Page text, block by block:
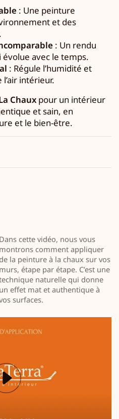
: Une peinture
et des
: Un rendu
avec le temps.
: Régule l’humidité et
intérieur.
Chaux pour un intérieur
et sain, en
et le bien-être.
Dans cette vidéo, nous vous
montrons comment appliquer
la peinture à la chaux sur vos
murs, étape par étape. C’est une
naturelle qui donne
un effet mat et authentique à
surfaces.